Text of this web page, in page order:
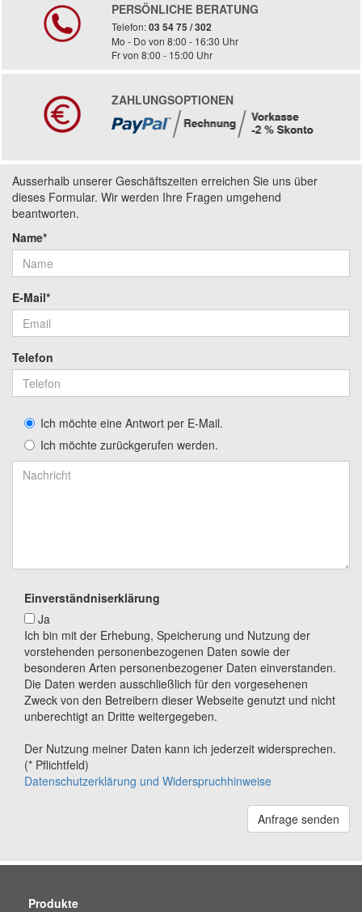
PERSÖNLICHE BERATUNG
Telefon:03 54 75 / 302
Mo - Do von 8:00 - 16:30 Uhr
Fr von 8:00 - 15:00 Uhr
ZAHLUNGSOPTIONEN
Ausserhalb unserer Geschäftszeiten erreichen Sie uns über
dieses Formular. Wir werden Ihre Fragen umgehend
beantworten.
Name*
E-Mail*
Telefon
Ich möchte eine Antwort per E-Mail.
Ich möchte zurückgerufen werden.
Einverständniserklärung
Ja
Ich bin mit der Erhebung, Speicherung und Nutzung der
vorstehenden personenbezogenen Daten sowie der
besonderen Arten personenbezogener Daten einverstanden.
Die Daten werden ausschließlich für den vorgesehenen
Zweck von den Betreibern dieser Webseite genutzt und nicht
unberechtigt an Dritte weitergegeben.
Der Nutzung meiner Daten kann ich jederzeit widersprechen.
(* Pflichtfeld)
Datenschutzerklärung und Widerspruchhinweise
Anfrage senden
Produkte